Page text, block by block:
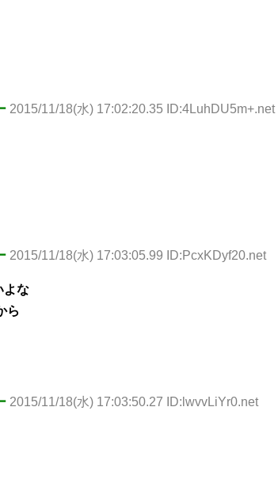
2015/11/18(水) 17:02:20.35 ID:4LuhDU5m+.net
2015/11/18(水) 17:03:05.99 ID:PcxKDyf20.net
よな
ら
2015/11/18(水) 17:03:50.27 ID:lwvvLiYr0.net